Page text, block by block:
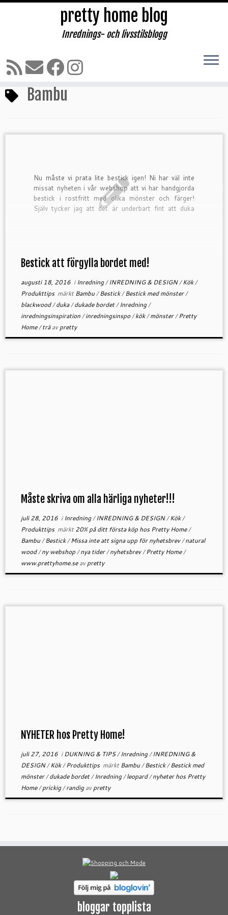
Hoppa
till
pretty home blog
Inrednings- och livsstilsblogg
Hem » Bambu
Bambu
Nu måste vi prata lite bestick igen! Ni har väl inte
missat nyheten i vår webshop att vi har handgjorda
bestick i rostfritt med olika mönster och färger!
Själv tycker jag att det är underbart fint att duka
Bestick att förgylla bordet med!
augusti 18, 2016i Inredning/INREDNING & DESIGN/Kök/
Produkttips märktBambu/Bestick/Bestick med mönster/
blackwood/duka/dukade bordet/Inredning/
inredningsinspiration/inredningsinspo/kök/mönster/Pretty
Home/träavpretty
Måste skriva om alla härliga nyheter!!!
juli 28, 2016i Inredning/INREDNING & DESIGN/Kök/
Produkttips märkt20% på ditt första köp hos Pretty Home/
Bambu/Bestick/Missa inte att signa upp för nyhetsbrev/natural
wood/ny webshop/nya tider/nyhetsbrev/Pretty Home/
www.prettyhome.seavpretty
NYHETER hos Pretty Home!
juli 27, 2016iDUKNING & TIPS/Inredning/INREDNING &
DESIGN/Kök/Produkttips märktBambu/Bestick/Bestick med
mönster/dukade bordet/Inredning/leopard/nyheter hos Pretty
Home/prickig/randigavpretty
bloggar topplista